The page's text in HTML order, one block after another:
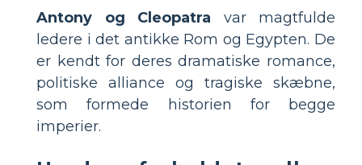
Antony og Cleopatra var magtfulde
ledere i det antikke Rom og Egypten. De
er kendt for deres dramatiske romance,
politiske alliance og tragiske skæbne,
som formede historien for begge
imperier.